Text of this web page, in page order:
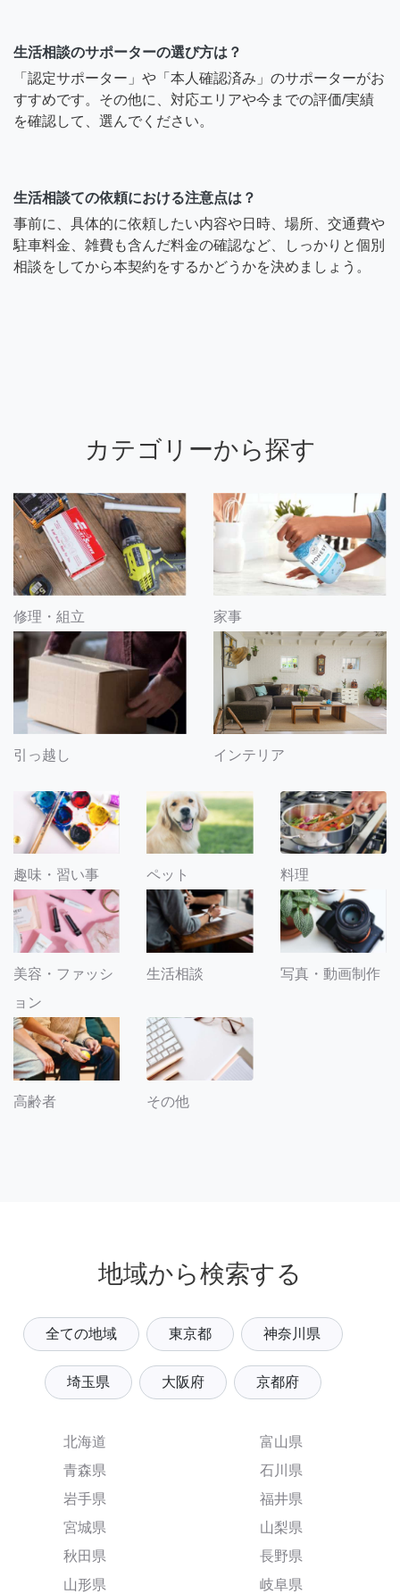
生活相談のサポーターの選び方は？
「認定サポーター」や「本人確認済み」のサポーターがお
すすめです。その他に、対応エリアや今までの評価/実績
を確認して、選んでください。
生活相談ての依頼における注意点は？
事前に、具体的に依頼したい内容や日時、場所、交通費や
駐車料金、雑費も含んだ料金の確認など、しっかりと個別
相談をしてから本契約をするかどうかを決めましょう。
カテゴリーから探す
修理・組立 家事
引っ越し インテリア
趣味・習い事 ペット 料理
美容・ファッシ
ョン
生活相談 写真・動画制作
高齢者 その他
地域から検索する
全ての地域 東京都 神奈川県
埼玉県 大阪府 京都府
北海道
青森県
岩手県
宮城県
秋田県
山形県
富山県
石川県
福井県
山梨県
長野県
岐阜県